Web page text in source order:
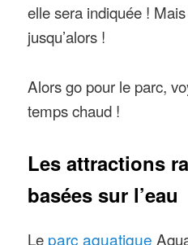
elle sera indiquée !
jusqu’alors !
Alors go pour le parc,
temps chaud !
Les attractions
basées sur l’eau
Le parc aquatique